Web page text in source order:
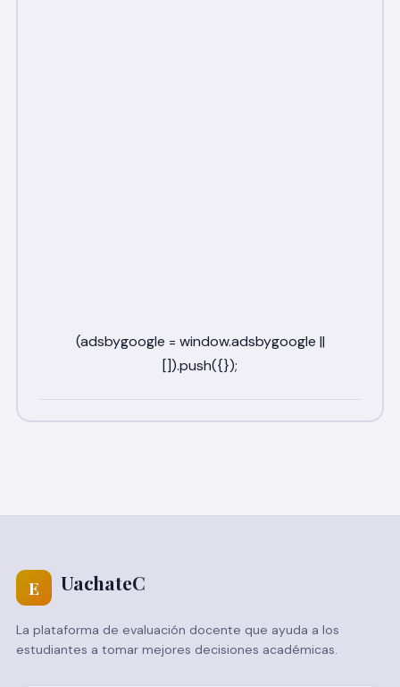
E UachateC
La plataforma de evaluación docente que ayuda a los
estudiantes a tomar mejores decisiones académicas.